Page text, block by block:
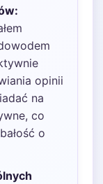
opinii
na
co
o